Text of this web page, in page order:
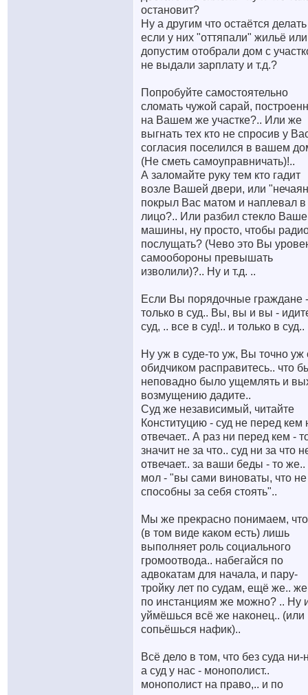
остановит?
Ну а другим что остаётся делать
если у них "оттяпали" жильё или
допустим отобрали дом с
не выдали зарплату и т.д.?
Попробуйте самостоятельно
сломать чужой сарай,
на Вашем же участке?.. Или же
выгнать тех кто не спросив у
согласия поселился в вашем
(Не сметь самоуправничать)!..
А заломайте руку тем кто гадит
возле Вашей двери, или
покрыл Вас матом и наплевал в
лицо?.. Или разбил стекло
машины, ну просто, чтобы
послущать? (Чево это Вы
самообороны превышать
изволили)?.. Ну и т.д. ..
Если Вы порядочные граждане
только в суд.. Вы, вы и вы -
суд, .. все в суд!.. и только в суд..
Ну уж в суде-то уж, Вы точно уж
обидчиком расправитесь.. что
неповадно было ущемлять и
возмущению дадите..
Суд же независимый, читайте
Конституцию - суд не перед кем
отвечает.. А раз ни перед кем -
значит не за что.. суд ни за что
отвечает.. за ваши беды - то же..
мол - "вы сами виноваты, что не
способны за себя стоять"..
Мы же прекрасно понимаем, что
(в том виде каком есть) лишь
выполняет роль социального
громоотвода.. набегайся по
адвокатам для начала, и пару-
тройку лет по судам, ещё же..
по инстанциям же можно? .. Ну
уймёшься всё же наконец.. (или
сопьёшься нафик)..
Всё дело в том, что без суда ни-
а суд у нас - монополист..
монополист на право,.. и по